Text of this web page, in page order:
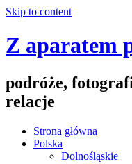
Skip to content
Z aparatem
podróże,
relacje
Strona główna
Polska
Dolnośląskie